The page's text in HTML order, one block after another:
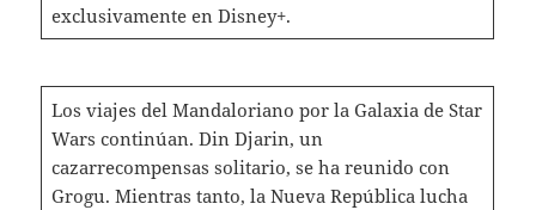
exclusivamente en Disney+.
Los viajes del Mandaloriano por la Galaxia de Star
Wars continúan. Din Djarin, un
cazarrecompensas solitario, se ha reunido con
Grogu. Mientras tanto, la Nueva República lucha